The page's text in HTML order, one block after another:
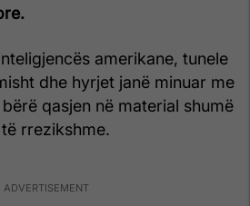
amerikane, tunele
dhe hyrjet janë minuar me
qasjen në material shumë
rrezikshme.